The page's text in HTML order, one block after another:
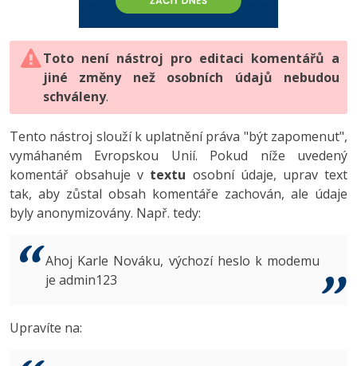
HTML5, CSS3, Bootstrap, SEO
SQL a databáze
Testování a verzování
UML a návrhové vzory
React
Spring
ASP.NET MVC
Best practices
PHP
JavaScript
Python
HTML / CSS
UML a návrhové vzory
MySQL/MariaDB
MS-SQL
Vývojář mobilních aplikací
C# Game developer
Tester
Systémový administrátor
3D grafik
-80%
JavaScript -80%
PHP -80%
Swift -80%
Kotlin -80%
VB.NET
Digitální gramotnost
Marketing
WordPress
SEO
UX
Business
Copywriting
-80%
Adobe Illustrator -80%
Adobe Lightroom
Adobe XD
Adobe InDesign -25%
Adobe After Effects
Inkscape
Toto není nástroj pro editaci komentářů a
jiné změny než osobních údajů nebudou
schváleny.
Tento nástroj slouží k uplatnění práva "být zapomenut",
vymáhaném Evropskou Unií. Pokud níže uvedený
komentář obsahuje v textu osobní údaje, uprav text
tak, aby zůstal obsah komentáře zachován, ale údaje
byly anonymizovány. Např. tedy:
Ahoj Karle Nováku, výchozí heslo k modemu
je admin123
Upravíte na: